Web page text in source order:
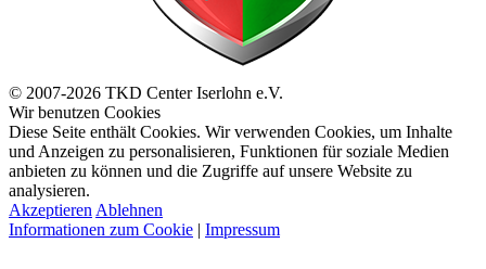
© 2007-2026 TKD Center Iserlohn e.V.
Wir benutzen Cookies
Diese Seite enthält Cookies. Wir verwenden Cookies, um Inhalte
und Anzeigen zu personalisieren, Funktionen für soziale Medien
anbieten zu können und die Zugriffe auf unsere Website zu
analysieren.
Akzeptieren Ablehnen
Informationen zum Cookie | Impressum